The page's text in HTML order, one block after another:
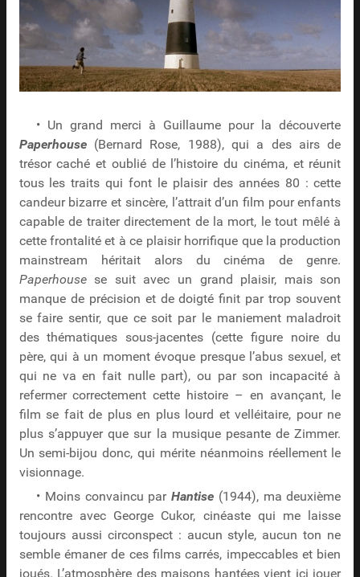
• Un grand merci à Guillaume pour la découverte
Paperhouse(Bernard Rose, 1988), qui a des airs de
trésor caché et oublié de l’histoire du cinéma, et réunit
tous les traits qui font le plaisir des années 80 : cette
candeur bizarre et sincère, l’attrait d’un film pour enfants
capable de traiter directement de la mort, le tout mêlé à
cette frontalité et à ce plaisir horrifique que la production
mainstream héritait alors du cinéma de genre.
Paperhousese suit avec un grand plaisir, mais son
manque de précision et de doigté finit par trop souvent
se faire sentir, que ce soit par le maniement maladroit
des thématiques sous-jacentes (cette figure noire du
père, qui à un moment évoque presque l’abus sexuel, et
qui ne va en fait nulle part), ou par son incapacité à
refermer correctement cette histoire – en avançant, le
film se fait de plus en plus lourd et velléitaire, pour ne
plus s’appuyer que sur la musique pesante de Zimmer.
Un semi-bijou donc, qui mérite néanmoins réellement le
visionnage.
• Moins convaincu parHantise (1944), ma deuxième
rencontre avec George Cukor, cinéaste qui me laisse
toujours aussi circonspect : aucun style, aucun ton ne
semble émaner de ces films carrés, impeccables et bien
joués. L’atmosphère des maisons hantées vient ici jouer